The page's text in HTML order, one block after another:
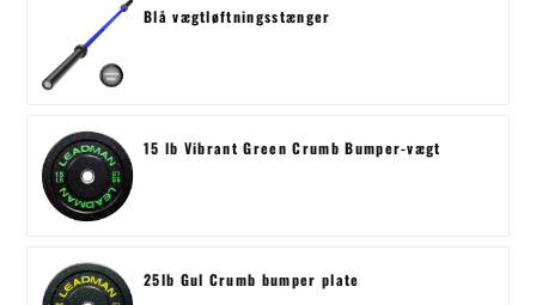
Blå vægtløftningsstænger
15 lb Vibrant Green Crumb Bumper-vægt
25lb Gul Crumb bumper plate